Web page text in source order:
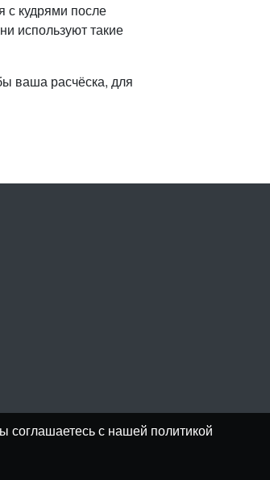
с кудрями после
используют такие
ваша расчёска, для
соглашаетесь с нашей политикой